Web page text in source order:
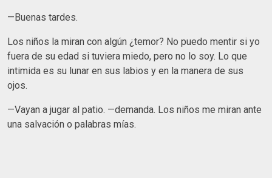
—Buenas tardes.
Los niños la miran con algún ¿temor? No puedo mentir si yo
fuera de su edad si tuviera miedo, pero no lo soy. Lo que
intimida es su lunar en sus labios y en la manera de sus
ojos.
—Vayan a jugar al patio. —demanda. Los niños me miran ante
una salvación o palabras mías.